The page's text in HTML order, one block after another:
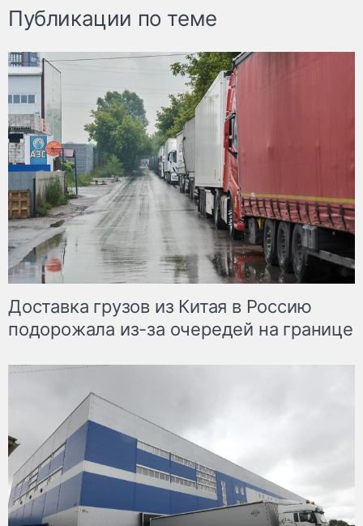
Публикации по теме
Доставка грузов из Китая в Россию
подорожала из-за очередей на границе